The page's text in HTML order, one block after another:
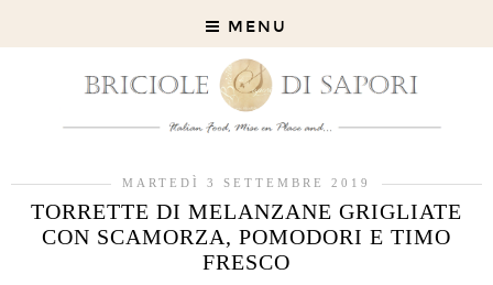
MENU
MARTEDÌ 3 SETTEMBRE 2019
TORRETTE DI MELANZANE GRIGLIATE
CON SCAMORZA, POMODORI E TIMO
FRESCO